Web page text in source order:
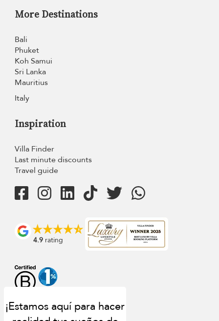
More Destinations
Bali
Phuket
Koh Samui
Sri Lanka
Mauritius
Italy
Inspiration
Villa Finder
Last minute discounts
Travel guide
4.9 rating